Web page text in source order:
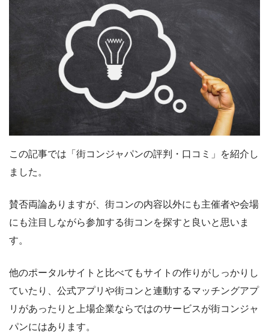
この記事では「街コンジャパンの評判・口コミ」を紹介し
ました。
賛否両論ありますが、街コンの内容以外にも主催者や会場
にも注目しながら参加する街コンを探すと良いと思いま
す。
他のポータルサイトと比べてもサイトの作りがしっかりし
ていたり、公式アプリや街コンと連動するマッチングアプ
リがあったりと上場企業ならではのサービスが街コンジャ
パンにはあります。